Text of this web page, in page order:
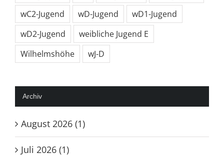
wC2-Jugend
wD-Jugend
wD1-Jugend
wD2-Jugend
weibliche Jugend E
Wilhelmshöhe
wJ-D
Archiv
August 2026 (1)
Juli 2026 (1)